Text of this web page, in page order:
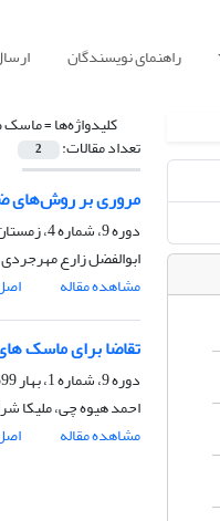
راهنمای نویسندگان
کلیدواژه‌ها =
تعداد مقالات: 2
مروری بر روش‌های
دوره 9، شماره 4، زمستان 1399، صفحه
ابوالفضل زارع
مشاهده مقاله
تقاضا برای ماسک
دوره 9، شماره 1، بهار 1399، صفحه
احمد هیوه چی، ملیکا
مشاهده مقاله